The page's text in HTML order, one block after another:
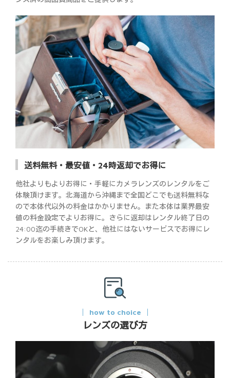
送料無料・最安値・24時返却でお得に
他社よりもよりお得に・手軽にカメラレンズのレンタルをご
体験頂けます。北海道から沖縄まで全国どこでも送料無料な
ので本体代以外の料金はかかりません。また本体は業界最安
値の料金設定でよりお得に。さらに返却はレンタル終了日の
24:00迄の手続きでOKと、他社にはないサービスでお得にレ
ンタルをお楽しみ頂けます。
how to choice
レンズの選び方